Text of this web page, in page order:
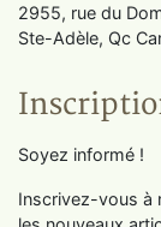
2955, rue du
Ste-Adèle, Qc
Soyez informé !
Inscrivez-vous à